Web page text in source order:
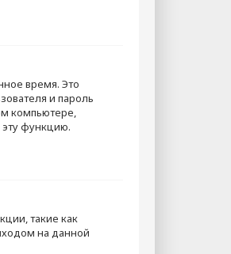
время. Это
и пароль
компьютере,
эту функцию.
такие как
на данной